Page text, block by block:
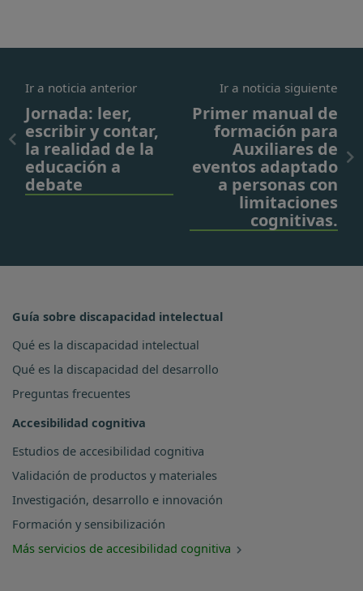
Ir a noticia anterior
Jornada: leer,
escribir y contar,
la realidad de la
educación a
debate
Ir a noticia siguiente
Primer manual de
formación para
Auxiliares de
eventos adaptado
a personas con
limitaciones
cognitivas.
Guía sobre discapacidad intelectual
Qué es la discapacidad intelectual
Qué es la discapacidad del desarrollo
Preguntas frecuentes
Accesibilidad cognitiva
Estudios de accesibilidad cognitiva
Validación de productos y materiales
Investigación, desarrollo e innovación
Formación y sensibilización
Más servicios de accesibilidad cognitiva